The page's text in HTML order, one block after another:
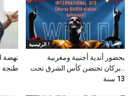
نهضة
طنجة
الرئيسية !
بحضور أندية أجنبية ومغربية
..بركان تحتضن كأس الشرق تحت
13 سنة